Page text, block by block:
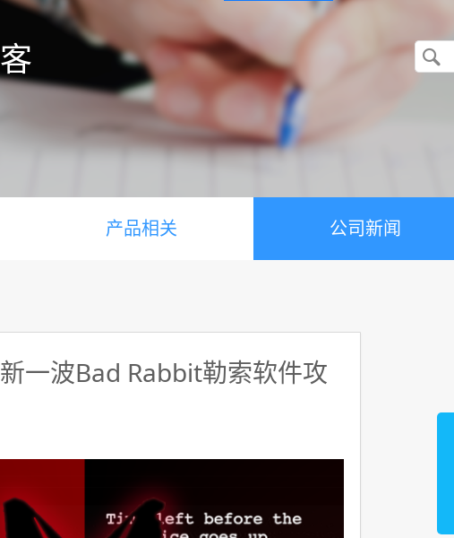
产品相关 公司新闻
一波Bad Rabbit勒索软件攻